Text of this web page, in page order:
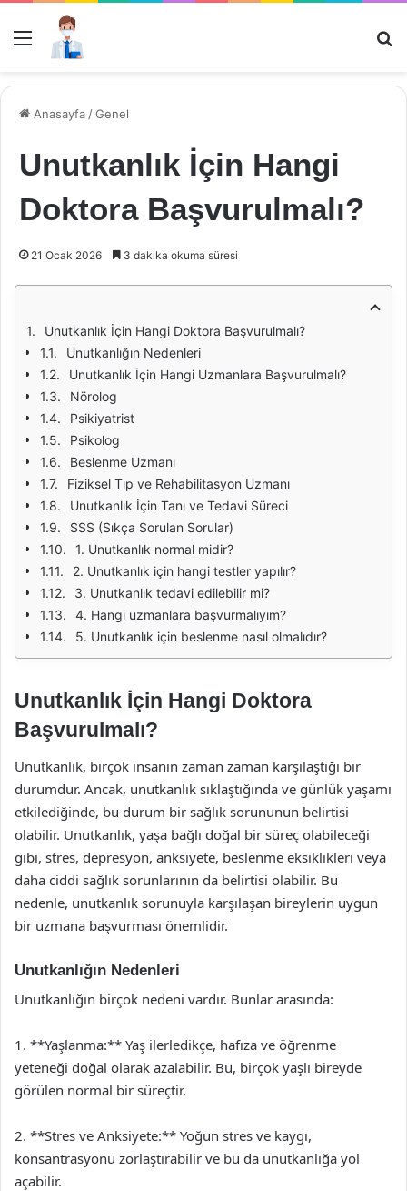
Menü
Anasayfa /Genel
Unutkanlık İçin Hangi
Doktora Başvurulmalı?
21 Ocak 2026 3 dakika okuma süresi
Unutkanlık İçin Hangi Doktora Başvurulmalı?
Unutkanlığın Nedenleri
Unutkanlık İçin Hangi Uzmanlara Başvurulmalı?
Nörolog
Psikiyatrist
Psikolog
Beslenme Uzmanı
Fiziksel Tıp ve Rehabilitasyon Uzmanı
Unutkanlık İçin Tanı ve Tedavi Süreci
SSS (Sıkça Sorulan Sorular)
1. Unutkanlık normal midir?
2. Unutkanlık için hangi testler yapılır?
3. Unutkanlık tedavi edilebilir mi?
4. Hangi uzmanlara başvurmalıyım?
5. Unutkanlık için beslenme nasıl olmalıdır?
Unutkanlık İçin Hangi Doktora
Başvurulmalı?
Unutkanlık, birçok insanın zaman zaman karşılaştığı bir
durumdur. Ancak, unutkanlık sıklaştığında ve günlük yaşamı
etkilediğinde, bu durum bir sağlık sorununun belirtisi
olabilir. Unutkanlık, yaşa bağlı doğal bir süreç olabileceği
gibi, stres, depresyon, anksiyete, beslenme eksiklikleri veya
daha ciddi sağlık sorunlarının da belirtisi olabilir. Bu
nedenle, unutkanlık sorunuyla karşılaşan bireylerin uygun
bir uzmana başvurması önemlidir.
Unutkanlığın Nedenleri
Unutkanlığın birçok nedeni vardır. Bunlar arasında:
1. **Yaşlanma:** Yaş ilerledikçe, hafıza ve öğrenme
yeteneği doğal olarak azalabilir. Bu, birçok yaşlı bireyde
görülen normal bir süreçtir.
2. **Stres ve Anksiyete:** Yoğun stres ve kaygı,
konsantrasyonu zorlaştırabilir ve bu da unutkanlığa yol
açabilir.